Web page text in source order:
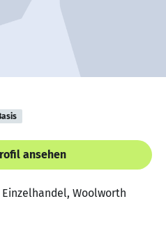
ansehen
Woolworth